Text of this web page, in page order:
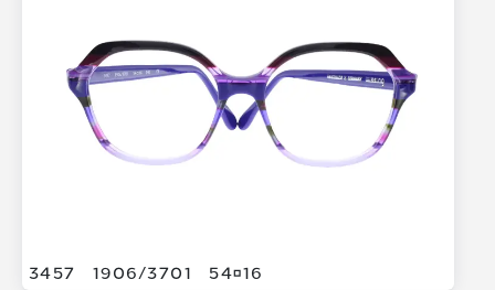
3457 1906/3701 5416